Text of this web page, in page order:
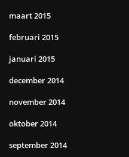
maart 2015
februari 2015
januari 2015
december 2014
november 2014
oktober 2014
september 2014